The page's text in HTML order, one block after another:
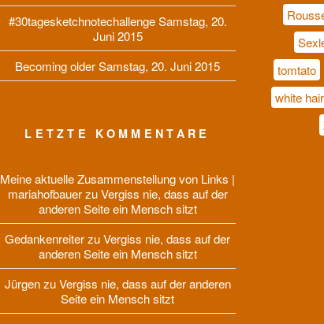
#30tagesketchnotechallenge Samstag, 20.
Juni 2015
Becoming olderSamstag, 20. Juni 2015
LETZTE KOMMENTARE
Meine aktuelle Zusammenstellung von Links |
mariahofbauerzuVergiss nie, dass auf der
anderen Seite ein Mensch sitzt
GedankenreiterzuVergiss nie, dass auf der
anderen Seite ein Mensch sitzt
JürgenzuVergiss nie, dass auf der anderen
Seite ein Mensch sitzt
tomtato
white hair